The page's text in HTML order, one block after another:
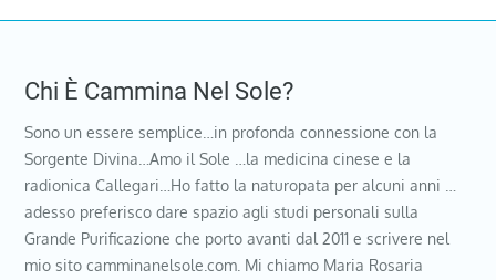
Chi È Cammina Nel Sole?
Sono un essere semplice…in profonda connessione con la
Sorgente Divina…Amo il Sole …la medicina cinese e la
radionica Callegari…Ho fatto la naturopata per alcuni anni …
adesso preferisco dare spazio agli studi personali sulla
Grande Purificazione che porto avanti dal 2011 e scrivere nel
mio sito camminanelsole.com. Mi chiamo Maria Rosaria